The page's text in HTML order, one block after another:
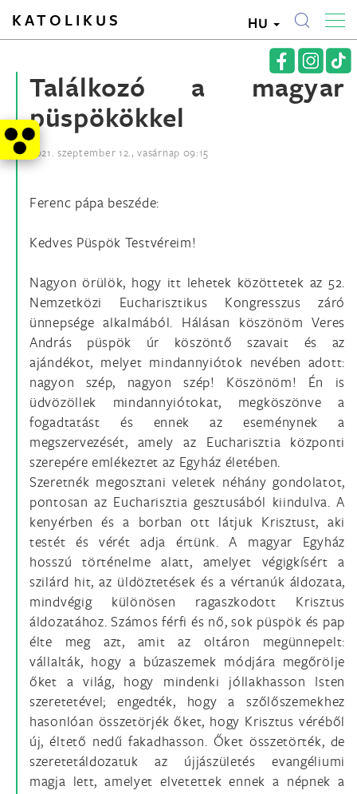
KATOLIKUS HU
Találkozó a magyar
püspökökkel
2021. szeptember 12., vasárnap 09:15
Ferenc pápa beszéde:
Kedves Püspök Testvéreim!
Nagyon örülök, hogy itt lehetek közöttetek az 52.
Nemzetközi Eucharisztikus Kongresszus záró
ünnepsége alkalmából. Hálásan köszönöm Veres
András püspök úr köszöntő szavait és az
ajándékot, melyet mindannyiótok nevében adott:
nagyon szép, nagyon szép! Köszönöm! Én is
üdvözöllek mindannyiótokat, megköszönve a
fogadtatást és ennek az eseménynek a
megszervezését, amely az Eucharisztia központi
szerepére emlékeztet az Egyház életében.
Szeretnék megosztani veletek néhány gondolatot,
pontosan az Eucharisztia gesztusából kiindulva. A
kenyérben és a borban ott látjuk Krisztust, aki
testét és vérét adja értünk. A magyar Egyház
hosszú történelme alatt, amelyet végigkísért a
szilárd hit, az üldöztetések és a vértanúk áldozata,
mindvégig különösen ragaszkodott Krisztus
áldozatához. Számos férfi és nő, sok püspök és pap
élte meg azt, amit az oltáron megünnepelt:
vállalták, hogy a búzaszemek módjára megőrölje
őket a világ, hogy mindenki jóllakhasson Isten
szeretetével; engedték, hogy a szőlőszemekhez
hasonlóan összetörjék őket, hogy Krisztus véréből
új, éltető nedű fakadhasson. Őket összetörték, de
szeretetáldozatuk az újjászületés evangéliumi
magja lett, amelyet elvetettek ennek a népnek a